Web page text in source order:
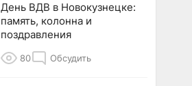
День ВДВ в Новокузнецке:
память, колонна и
поздравления
80 Обсудить